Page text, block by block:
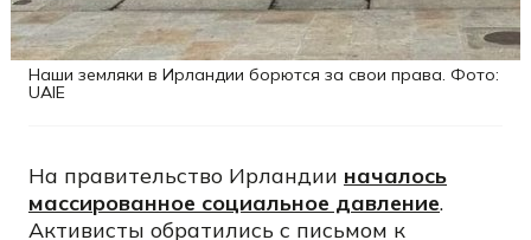
Наши земляки в Ирландии борются за свои права. Фото:
UAIE
На правительство Ирландии началось
массированное социальное давление.
Активисты обратились с письмом к